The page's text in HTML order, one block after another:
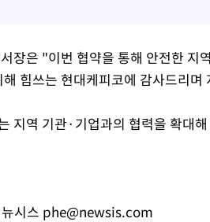
장은 "이번 협약을 통해 안전한
해 힘쓰는 현대케피코에 감사드리
지역 기관·기업과의 협력을 확대
시스 phe@newsis.com